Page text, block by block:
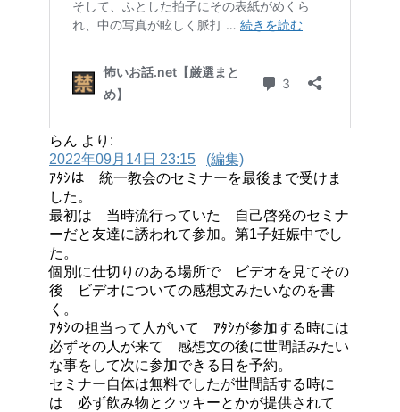
らん より:
2022年09月14日 23:15
(編集)
ｱﾀｼは 統一教会のセミナーを最後まで受けま
した。
最初は 当時流行っていた 自己啓発のセミナ
ーだと友達に誘われて参加。第1子妊娠中でし
た。
個別に仕切りのある場所で ビデオを見てその
後 ビデオについての感想文みたいなのを書
く。
ｱﾀｼの担当って人がいて ｱﾀｼが参加する時には
必ずその人が来て 感想文の後に世間話みたい
な事をして次に参加できる日を予約。
セミナー自体は無料でしたが世間話する時に
は 必ず飲み物とクッキーとかが提供されて